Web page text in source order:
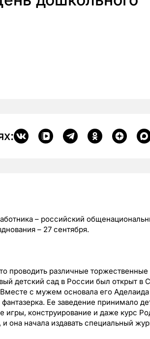
– российский
– 27 сентября.
проводить различные
детский сад в России был открыт в
Вместе с мужем основала его
Ее заведение принимало
конструирование и даже курс
она начала издавать специальный